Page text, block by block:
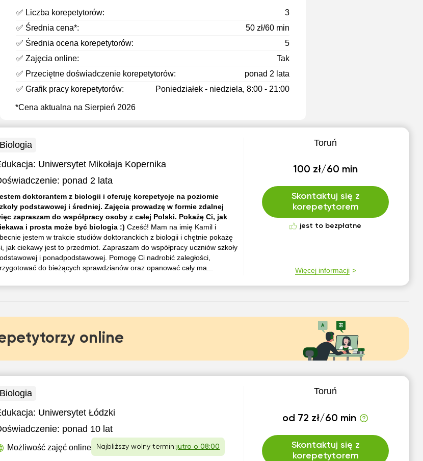
✅ Liczba korepetytorów:
3
✅ Średnia cena*:
50 zł/60 min
✅ Średnia ocena korepetytorów:
5
✅ Zajęcia online:
Tak
✅ Przeciętne doświadczenie korepetytorów:
ponad 2 lata
✅ Grafik pracy korepetytorów:
Poniedziałek - niedziela, 8:00 - 21:00
*Cena aktualna na Sierpień 2026
Biologia
Uniwersytet Mikołaja Kopernika
ponad 2 lata
doktorantem z biologii i oferuję korepetycje na poziomie
podstawowej i średniej. Zajęcia prowadzę w formie zdalnej
zapraszam do współpracy osoby z całej Polski. Pokażę Ci, jak
i prosta może być biologia :)Cześć! Mam na imię Kamil i
jestem w trakcie studiów doktoranckich z biologii i chętnie pokażę
jak ciekawy jest to przedmiot. Zapraszam do współpracy uczniów szkoły
i ponadpodstawowej. Pomogę Ci nadrobić zaległości,
do bieżących sprawdzianów oraz opanować cały ma...
Toruń
100 zł/60 min
Skontaktuj się z
korepetytorem
jest to bezpłatne
Więcej informacji
online
Biologia
Uniwersytet Łódzki
ponad 10 lat
Możliwość zajęć online Najbliższy wolny termin:jutro o 08:00
Toruń
od 72 zł/60 min
Skontaktuj się z
korepetytorem